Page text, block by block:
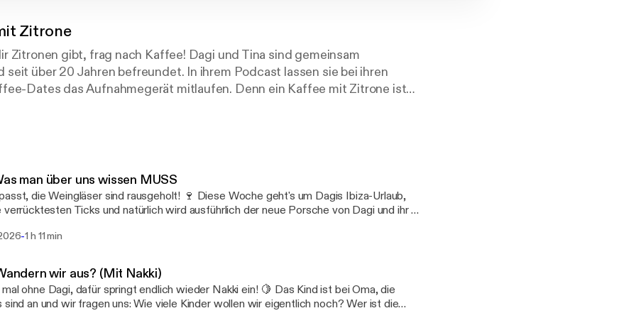
Zitrone
Zitronen gibt, frag nach Kaffee! Dagi und Tina sind gemeinsam
seit über 20 Jahren befreundet. In ihrem Podcast lassen sie bei ihren
Dates das Aufnahmegerät mitlaufen. Denn ein Kaffee mit Zitrone ist
witziger Geschichten, angeregter Diskussionen, nützlicher Tipps,
spannenden Gästen aus der Creator- und Promiwelt.
eine Show von arc.studio
partnerships@arc.studio
kaffeemitzitrone@arc.studio
Infos, Links & Rabatte von Kaffee mit Zitrone.
auch auf Instagram und TikTok, um weitere Inspiration und Updates
man über uns wissen MUSS
die Weingläser sind rausgeholt! 🍷 Diese Woche geht's um Dagis Ibiza-Urlaub,
verrücktesten Ticks und natürlich wird ausführlich der neue Porsche von Dagi und ihr "I
🫒🍸 Zum Schluss wird's wie immer kulinarisch: Was wäre eure
uns in die Sommerpause - hört rein, bevor wir für ein paar Wochen abtauchen! 🍋
Zitrone ist ein Podcast von ⁠⁠⁠⁠⁠⁠⁠⁠⁠⁠⁠⁠⁠⁠⁠⁠⁠⁠⁠⁠⁠⁠⁠⁠⁠arc.studio⁠⁠⁠⁠⁠⁠⁠⁠⁠⁠⁠⁠⁠⁠⁠⁠⁠⁠⁠⁠⁠⁠⁠⁠⁠ [kaffemitzitrone@arc.studio]. Business /
⁠⁠⁠partnerships@arc.studio⁠⁠⁠ [https://cms.megaphone.fm/organizations/96842048-
b1c6-6f3ced208713/podcasts/partnerships@arc.studio] Presse / PR &
-1 h 11 min
wir aus? (Mit Nakki)
ohne Dagi, dafür springt endlich wieder Nakki ein! 🍋 Das Kind ist bei Oma, die
sind an und wir fragen uns: Wie viele Kinder wollen wir eigentlich noch? Wer ist die